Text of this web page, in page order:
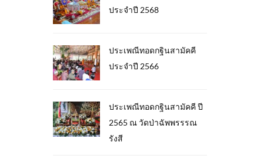
ประจำปี 2568
ประเพณีทอดกฐินสามัคคี
ประจำปี 2566
ประเพณีทอดกฐินสามัคคี ปี
2565 ณ วัดป่าฉัพพรรรณ
รังสี